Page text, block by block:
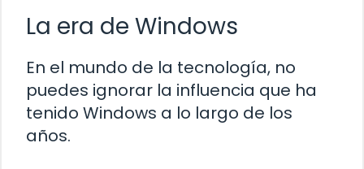
La era de Windows
En el mundo de la tecnología, no
puedes ignorar la influencia que ha
tenido Windows a lo largo de los
años.